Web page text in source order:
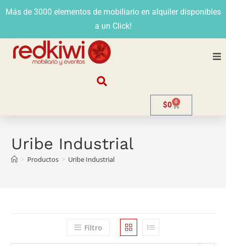
Más de 3000 elementos de mobiliario en alquiler disponibles
a un Click!
Contacto
$0 0
Uribe Industrial
> Productos > Uribe Industrial
Filtro